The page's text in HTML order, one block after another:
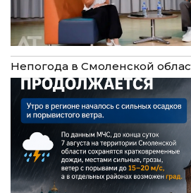
Непогода в Смоленской